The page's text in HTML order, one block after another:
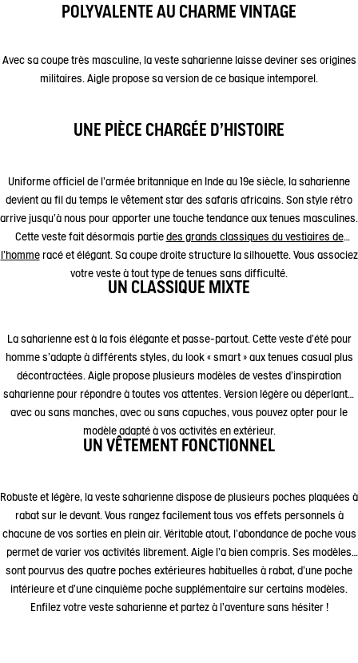
POLYVALENTE AU CHARME VINTAGE
Avec sa coupe très masculine, la veste saharienne laisse deviner ses origines
militaires. Aigle propose sa version de ce basique intemporel.
UNE PIÈCE CHARGÉE D’HISTOIRE
Uniforme officiel de l’armée britannique en Inde au 19e siècle, la saharienne
devient au fil du temps le vêtement star des safaris africains. Son style rétro
arrive jusqu’à nous pour apporter une touche tendance aux tenues masculines.
Cette veste fait désormais partie des grands classiques du vestiaires de
l'hommeracé et élégant. Sa coupe droite structure la silhouette. Vous associez
votre veste à tout type de tenues sans difficulté.
UN CLASSIQUE MIXTE
La saharienne est à la fois élégante et passe-partout. Cette veste d'été pour
homme s’adapte à différents styles, du look « smart » aux tenues casual plus
décontractées. Aigle propose plusieurs modèles de vestes d’inspiration
saharienne pour répondre à toutes vos attentes. Version légère ou déperlante,
avec ou sans manches, avec ou sans capuches, vous pouvez opter pour le
modèle adapté à vos activités en extérieur.
UN VÊTEMENT FONCTIONNEL
Robuste et légère, la veste saharienne dispose de plusieurs poches plaquées à
rabat sur le devant. Vous rangez facilement tous vos effets personnels à
chacune de vos sorties en plein air. Véritable atout, l’abondance de poche vous
permet de varier vos activités librement. Aigle l’a bien compris. Ses modèles
sont pourvus des quatre poches extérieures habituelles à rabat, d’une poche
intérieure et d’une cinquième poche supplémentaire sur certains modèles.
Enfilez votre veste saharienne et partez à l’aventure sans hésiter !